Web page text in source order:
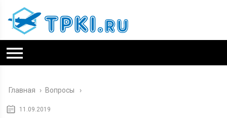
Главная › Вопросы
11.09.2019